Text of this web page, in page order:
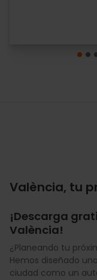
València, tu
¡Descarga
València!
¿Planeando tu
Hemos diseñado
ciudad como un